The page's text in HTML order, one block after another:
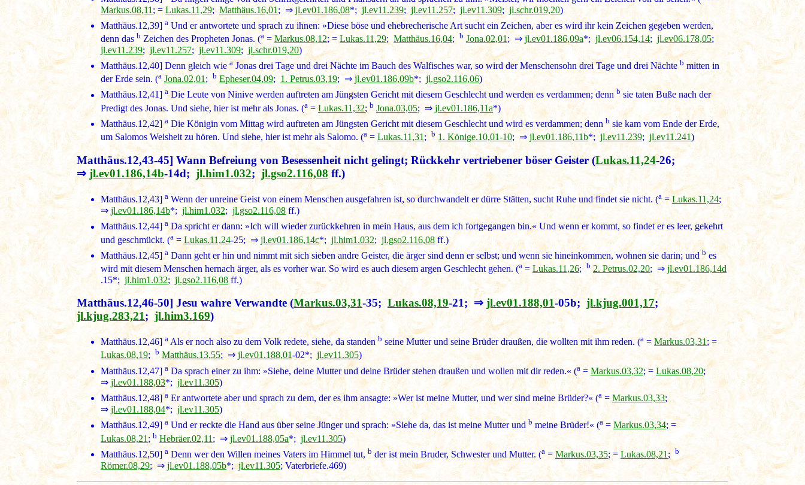
Markus.08,11; = Lukas.11,29; Matthäus.16,01 ; ⇒ jl.ev01.186,08*; jl.ev11.239;jl.ev11.257; jl.ev11.309;jl.schr.019,20)
Matthäus.12,39] a Und er antwortete und sprach zu ihnen: »Diese böse und ehebrecherische Art sucht ein Zeichen, aber es wird ihr kein Zeichen gegeben werden,
denn das b Zeichen des Propheten Jonas. (a = Markus.08,12; = Lukas.11,29; Matthäus.16,04; b Jona.02,01; ⇒ jl.ev01.186,09a*; jl.ev06.154,14; jl.ev06.178,05;
jl.ev11.239;jl.ev11.257;jl.ev11.309; jl.schr.019,20)
Matthäus.12,40] Denn gleich wie aJonas drei Tage und drei Nächte im Bauch des Walfisches war, so wird der Menschensohn drei Tage und drei Nächte b mitten in
der Erde sein. (a Jona.02,01 ; b Epheser.04,09; 1. Petrus.03,19; ⇒jl.ev01.186,09b*; jl.gso2.116,06)
Matthäus.12,41] aDie Leute von Ninive werden auftreten am Jüngsten Gericht mit diesem Geschlecht und werden es verdammen; denn bsie taten Buße nach der
Predigt des Jonas. Und siehe, hier ist mehr als Jonas. (a =Lukas.11,32; b Jona.03,05; ⇒jl.ev01.186,11a*)
Matthäus.12,42] a Die Königin vom Mittag wird auftreten am Jüngsten Gericht mit diesem Geschlecht und wird es verdammen; denn b sie kam vom Ende der Erde,
um Salomos Weisheit zu hören. Und siehe, hier ist mehr als Salomo. (a = Lukas.11,31; b 1. Könige.10,01-10; ⇒ jl.ev01.186,11b*;jl.ev11.239; jl.ev11.241)
Matthäus.12,43-45] Wann Befreiung von Besessenheit nicht gelingt; Rückkehr vertriebener böser Geister (Lukas.11,24-26;
⇒ jl.ev01.186,14b-14d; jl.him1.032; jl.gso2.116,08ff.)
Matthäus.12,43] a Wenn der unreine Geist von einem Menschen ausgefahren ist, so durchwandelt er dürre Stätten, sucht Ruhe und findet sie nicht. (a =Lukas.11,24;
⇒ jl.ev01.186,14b*; jl.him1.032; jl.gso2.116,08 ff.)
Matthäus.12,44] aDa spricht er dann: »Ich will wieder zurückkehren in mein Haus, aus dem ich fortgegangen bin.« Und wenn er kommt, so findet er es leer, gekehrt
und geschmückt. (a = Lukas.11,24-25; ⇒ jl.ev01.186,14c*; jl.him1.032; jl.gso2.116,08 ff.)
Matthäus.12,45] a Dann geht er hin und nimmt mit sich sieben andre Geister, die ärger sind denn er selbst; und wenn sie hineinkommen, wohnen sie darin; und b es
wird mit diesem Menschen hernach ärger, als es vorher war. So wird es auch diesem argen Geschlecht gehen. (a= Lukas.11,26; b 2. Petrus.02,20; ⇒ jl.ev01.186,14d
.15*; jl.him1.032; jl.gso2.116,08 ff.)
Matthäus.12,46-50] Jesu wahre Verwandte(Markus.03,31-35; Lukas.08,19-21; ⇒ jl.ev01.188,01-05b; jl.kjug.001,17;
jl.kjug.283,21; jl.him3.169)
Matthäus.12,46] a Als er noch also zu dem Volk redete, siehe, da standenb seine Mutter und seine Brüder draußen, die wollten mit ihm reden. (a = Markus.03,31 ; =
Lukas.08,19; b Matthäus.13,55; ⇒ jl.ev01.188,01-02*; jl.ev11.305)
Matthäus.12,47] aDa sprach einer zu ihm: »Siehe, deine Mutter und deine Brüder stehen draußen und wollen mit dir reden.« (a = Markus.03,32; = Lukas.08,20;
⇒ jl.ev01.188,03*; jl.ev11.305)
Matthäus.12,48] a Er antwortete aber und sprach zu dem, der es ihm ansagte: »Wer ist meine Mutter, und wer sind meine Brüder?« (a =Markus.03,33;
⇒jl.ev01.188,04*; jl.ev11.305)
Matthäus.12,49] a Und er reckte die Hand aus über seine Jünger und sprach: »Siehe da, das ist meine Mutter undb meine Brüder!« (a = Markus.03,34; =
Lukas.08,21;b Hebräer.02,11 ; ⇒ jl.ev01.188,05a*; jl.ev11.305)
Matthäus.12,50] aDenn wer den Willen meines Vaters im Himmel tut, b der ist mein Bruder, Schwester und Mutter. (a = Markus.03,35; = Lukas.08,21 ; b
Römer.08,29; ⇒ jl.ev01.188,05b*;jl.ev11.305; Vaterbriefe.469)